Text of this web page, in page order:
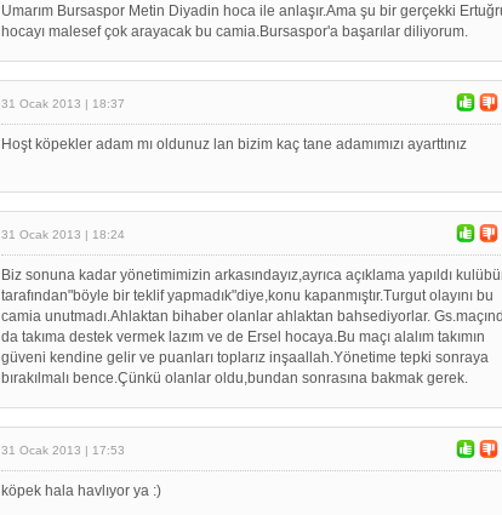
Umarım Bursaspor Metin Diyadin hoca ile anlaşır.Ama şu bir gerçekki
hocayı malesef çok arayacak bu camia.Bursaspor'a başarılar diliyorum.
31 Ocak 2013 | 18:37
Hoşt köpekler adam mı oldunuz lan bizim kaç tane adamımızı ayarttınız
31 Ocak 2013 | 18:24
Biz sonuna kadar yönetimimizin arkasındayız,ayrıca açıklama yapıldı
tarafından"böyle bir teklif yapmadık"diye,konu kapanmıştır.Turgut olayını bu
camia unutmadı.Ahlaktan bihaber olanlar ahlaktan bahsediyorlar.
da takıma destek vermek lazım ve de Ersel hocaya.Bu maçı alalım takımın
güveni kendine gelir ve puanları toplarız inşaallah.Yönetime tepki sonraya
bırakılmalı bence.Çünkü olanlar oldu,bundan sonrasına bakmak gerek.
31 Ocak 2013 | 17:53
köpek hala havlıyor ya :)